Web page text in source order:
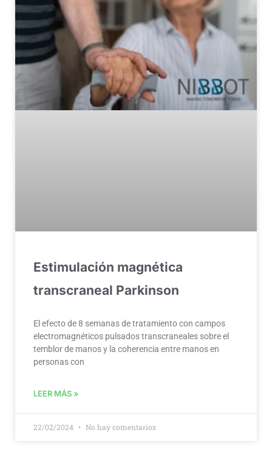
Estimulación magnética
transcraneal Parkinson
El efecto de 8 semanas de tratamiento con campos
electromagnéticos pulsados transcraneales sobre el
temblor de manos y la coherencia entre manos en
personas con
LEER MÁS »
22/02/2024 No hay comentarios